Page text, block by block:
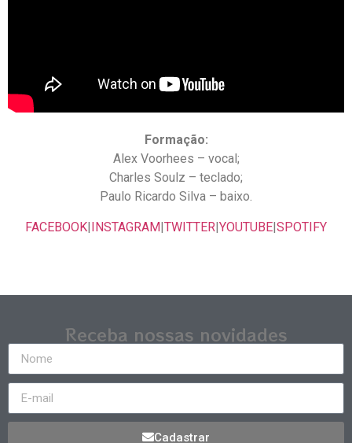
Formação:
Alex Voorhees – vocal;
Charles Soulz – teclado;
Paulo Ricardo Silva – baixo.
FACEBOOK|INSTAGRAM|TWITTER|YOUTUBE|SPOTIFY
Receba nossas novidades
Cadastrar